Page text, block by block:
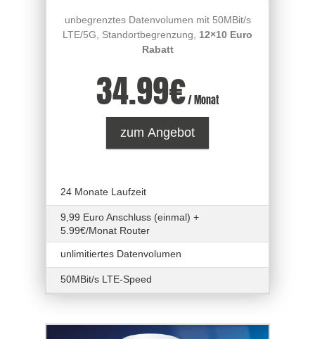
unbegrenztes Datenvolumen mit 50MBit/s
LTE/5G, Standortbegrenzung, 12×10 Euro
Rabatt
34.99€/ Monat
zum Angebot
24 Monate Laufzeit
9,99 Euro Anschluss (einmal) +
5.99€/Monat Router
unlimitiertes Datenvolumen
50MBit/s LTE-Speed